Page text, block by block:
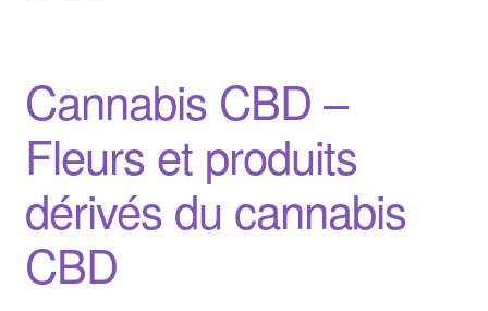
Cannabis CBD –
Fleurs et produits
dérivés du cannabis
CBD